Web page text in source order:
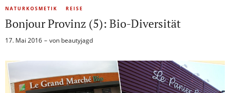
NATURKOSMETIK REISE
Bonjour Provinz (5): Bio-Diversität
17. Mai 2016 von beautyjagd